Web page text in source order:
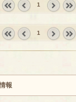
prev
1
1
報